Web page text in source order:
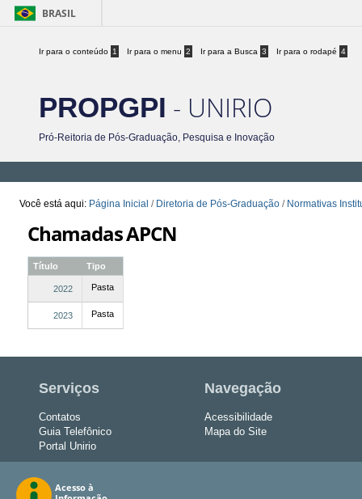
BRASIL
Ir para o conteúdo 1 Ir para o menu 2 Ir para a Busca 3 Ir para o rodapé 4
PROPGPI - UNIRIO
Pró-Reitoria de Pós-Graduação, Pesquisa e Inovação
Você está aqui: Página Inicial / Diretoria de Pós-Graduação / Normativas
Chamadas APCN
Título Tipo
2022 Pasta
2023 Pasta
Serviços
Contatos
Guia Telefônico
Portal Unirio
Navegação
Acessibilidade
Mapa do Site